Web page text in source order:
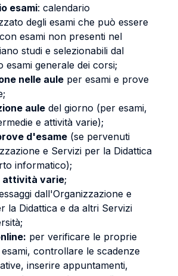
esami: calendario
degli esami che può essere
esami non presenti nel
studi e selezionabili dal
esami generale dei corsi;
nelle aule per esami e prove
aule del giorno (per esami,
e attività varie);
d'esame (se pervenuti
e Servizi per la Didattica
informatico);
attività varie;
dall'Organizzazione e
la Didattica e da altri Servizi
per verificare le proprie
controllare le scadenze
inserire appuntamenti,